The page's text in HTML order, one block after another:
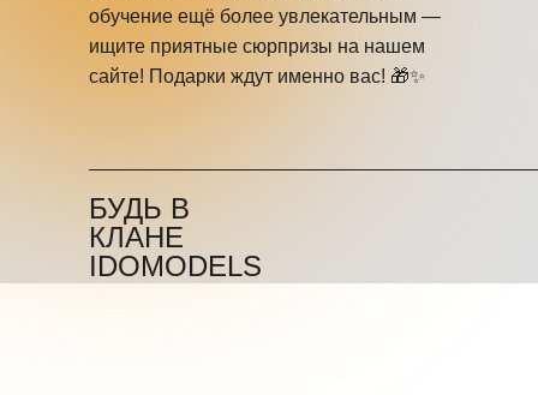
обучение ещё более увлекательным —
ищите приятные сюрпризы на нашем
сайте! Подарки ждут именно вас! 🎁✨
БУДЬ В
КЛАНЕ
IDOMODELS